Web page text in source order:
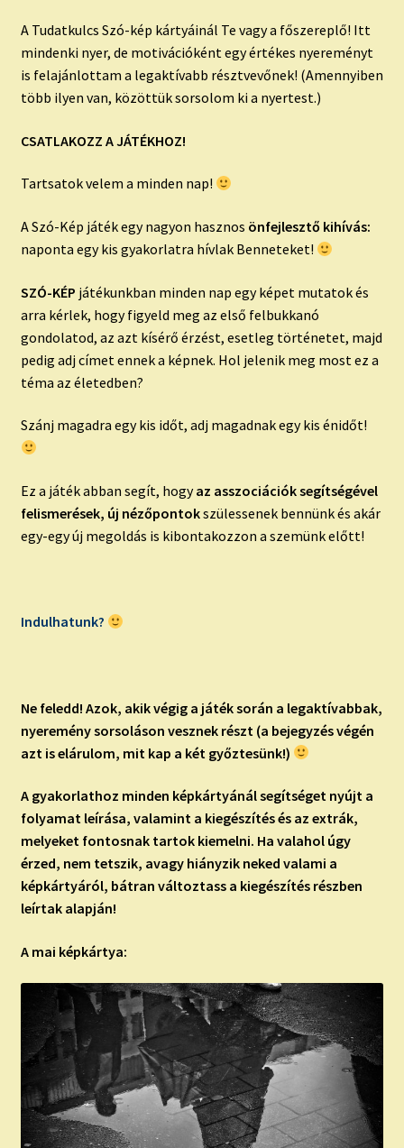
A Tudatkulcs Szó-kép kártyáinál Te vagy a főszereplő! Itt
mindenki nyer, de motivációként egy értékes nyereményt
is felajánlottam a legaktívabb résztvevőnek! (Amennyiben
több ilyen van, közöttük sorsolom ki a nyertest.)
CSATLAKOZZ A JÁTÉKHOZ!
Tartsatok velem a minden nap!
A Szó-Kép játék egy nagyon hasznos önfejlesztő kihívás:
naponta egy kis gyakorlatra hívlak Benneteket!
SZÓ-KÉP játékunkban minden nap egy képet mutatok és
arra kérlek, hogy figyeld meg az első felbukkanó
gondolatod, az azt kísérő érzést, esetleg történetet, majd
pedig adj címet ennek a képnek. Hol jelenik meg most ez a
téma az életedben?
Szánj magadra egy kis időt, adj magadnak egy kis énidőt!
Ez a játék abban segít, hogyaz asszociációk segítségével
felismerések, új nézőpontokszülessenek bennünk és akár
egy-egy új megoldás is kibontakozzon a szemünk előtt!
Indulhatunk?
Ne feledd! Azok, akik végig a játék során a legaktívabbak,
nyeremény sorsoláson vesznek részt (a bejegyzés végén
azt is elárulom, mit kap a két győztesünk!)
A gyakorlathoz minden képkártyánál segítséget nyújt a
folyamat leírása, valamint a kiegészítés és az extrák,
melyeket fontosnak tartok kiemelni. Ha valahol úgy
érzed, nem tetszik, avagy hiányzik neked valami a
képkártyáról, bátran változtass a kiegészítés részben
leírtak alapján!
A mai képkártya: